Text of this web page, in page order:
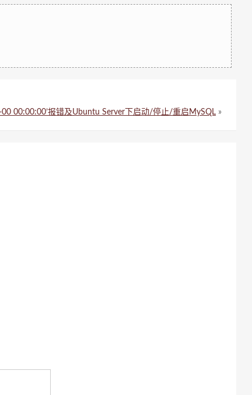
00:00:00’报错及Ubuntu Server下启动/停止/重启MySQL »